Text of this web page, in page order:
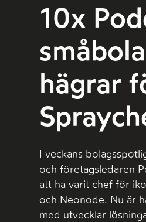
10x
hägrar
I veckans
och företagsledaren
att ha varit chef för
och Neonode. Nu är
med utvecklar